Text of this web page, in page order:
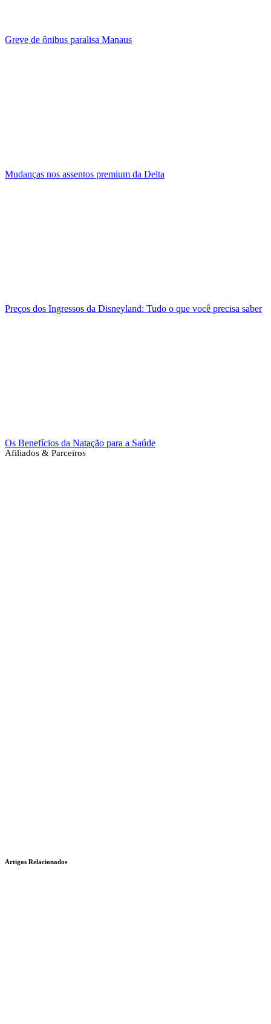
Greve de ônibus paralisa Manaus
Mudanças nos assentos premium da Delta
Preços dos Ingressos da Disneyland: Tudo o que você precisa saber
Os Benefícios da Natação para a Saúde
Afiliados & Parceiros
Artigos Relacionados